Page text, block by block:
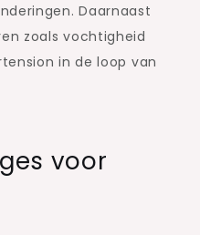
Daarnaast
zoals vochtigheid
in de loop van
voor